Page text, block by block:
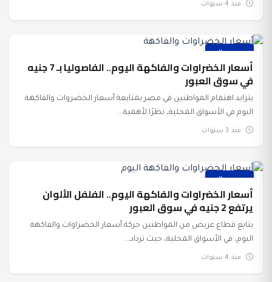
منذ 4 سنوات
أسعار الخضراوات والفاكهة اليوم.. الفاصوليا بـ 7 جنيه
في سوق العبور
يتزايد اهتمام المواطنين في مصر بمتابعة أسعار الخضروات والفاكهة
اليوم في الأسواق المحلية، نظرًا لأهمية...
منذ 3 سنوات
أسعار الخضراوات والفاكهة اليوم.. الفلفل الألوان
يرتفع 2 جنيه في سوق العبور
يتابع قطاع عريض من المواطنين حركة أسعار الخضراوات والفاكهة
اليوم، في الأسواق المحلية، حيث تزداد...
منذ 4 سنوات